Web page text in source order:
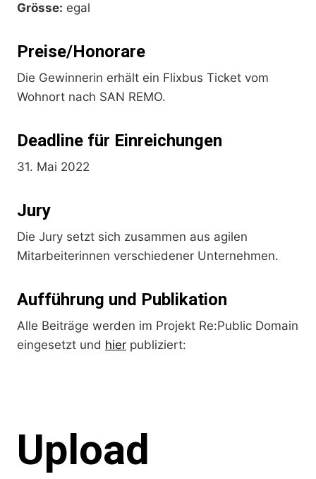
Grösse: egal
Preise/Honorare
Die Gewinnerin erhält ein Flixbus Ticket vom
Wohnort nach SAN REMO.
Deadline für Einreichungen
31. Mai 2022
Jury
Die Jury setzt sich zusammen aus agilen
Mitarbeiterinnen verschiedener Unternehmen.
Aufführung und Publikation
Alle Beiträge werden im Projekt Re:Public Domain
eingesetzt und hier publiziert:
Upload